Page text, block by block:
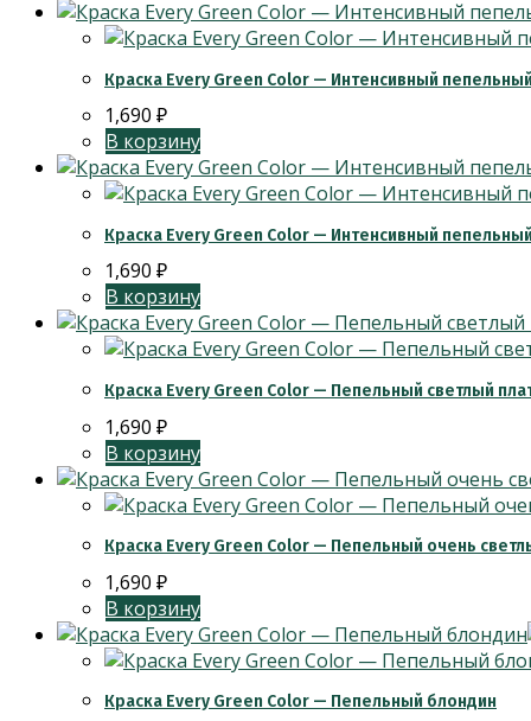
Краска Every Green Color — Интенсивный
1,690 ₽
В корзину
Краска Every Green Color — Интенсивный
1,690 ₽
В корзину
Краска Every Green Color — Пепельный светлый
1,690 ₽
В корзину
Краска Every Green Color — Пепельный очень
1,690 ₽
В корзину
Краска Every Green Color — Пепельный блондин